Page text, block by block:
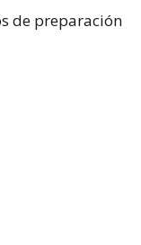
de preparación